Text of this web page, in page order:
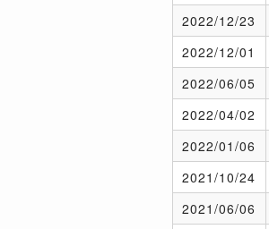
2022/12/23
2022/12/01
2022/06/05
2022/04/02
2022/01/06
2021/10/24
2021/06/06